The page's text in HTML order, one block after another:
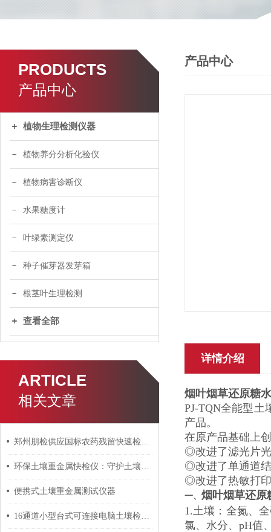
PRODUCTS
产品中心
植物生理检测仪器
植物养分分析化验仪
植物病害诊断仪
水果糖度计
叶绿素测定仪
种子催芽器发芽箱
根茎叶生理检测
查看全部
ARTICLE
相关文章
郑州朋检供应国标农药残留快速检测试剂盒
环保土壤重金属快检仪：守护土壤健康的“火眼金睛”
便携式土壤重金属测试仪器
16通道小型台式可连接电脑土壤检测设备
产品中心
详情介绍
烟叶烟草还原糖
PJ-TQN全能型
产品。
在原产品基础上
◎改进了滤光片
◎改进了单通道
◎改进了热敏打
一、 烟叶烟草还原
1.土壤：全氮、
氯、水分、pH值